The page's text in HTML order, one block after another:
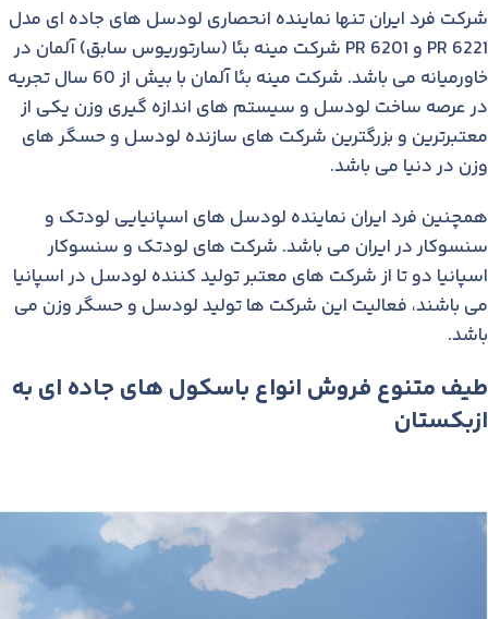
شركت فرد ایران تنها نماينده انحصاری لودسل های جاده ای مدل
PR 6221 و PR 6201 شركت مینه بئا (سارتوریوس سابق) آلمان در
خاورمیانه می باشد. شرکت مینه بئا آلمان با بیش از 60 سال تجریه
در عرصه ساخت لودسل و سیستم های اندازه گیری وزن یکی از
معتبرترین و بزرگترین شرکت های سازنده لودسل و حسگر های
وزن در دنیا می باشد.
همچنین فرد ایران نماینده لودسل های اسپانیایی لودتک و
سنسوکار در ایران می باشد. شرکت های لودتک و سنسوکار
اسپانیا دو تا از شرکت های معتبر تولید کننده لودسل در اسپانیا
می باشند، فعالیت این شرکت ها تولید لودسل و حسگر وزن می
باشد.
طیف متنوع فروش انواع باسکول های جاده ای به
ازبکستان